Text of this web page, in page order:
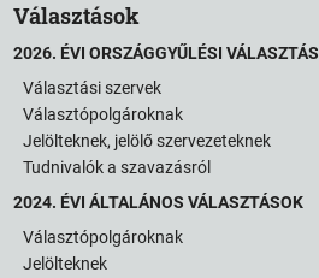
Választások
2026. ÉVI ORSZÁGGYŰLÉSI VÁLASZTÁS
Választási szervek
Választópolgároknak
Jelölteknek, jelölő szervezeteknek
Tudnivalók a szavazásról
2024. ÉVI ÁLTALÁNOS VÁLASZTÁSOK
Választópolgároknak
Jelölteknek